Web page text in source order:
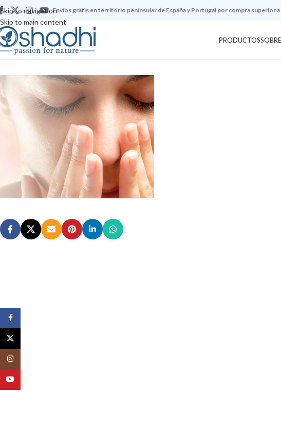
Skip to navigation
Skip to main content
Envíos gratis en territorio peninsular de España y Portugal por compra superior a
PRODUCTOS